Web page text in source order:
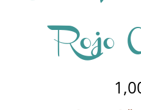
Rojo